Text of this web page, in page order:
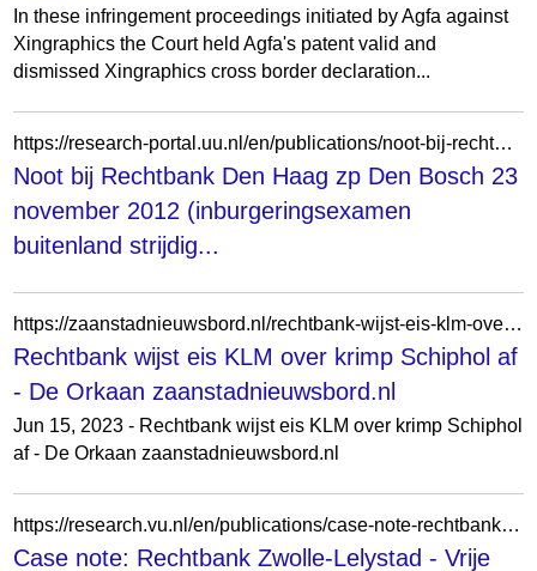
In these infringement proceedings initiated by Agfa against
Xingraphics the Court held Agfa's patent valid and
dismissed Xingraphics cross border declaration...
https://research-portal.uu.nl/en/publications/noot-bij-rechtbank-den-haag-zp-den-bosch-23-november-2012-inburge/
Noot bij Rechtbank Den Haag zp Den Bosch 23
november 2012 (inburgeringsexamen
buitenland strijdig...
https://zaanstadnieuwsbord.nl/rechtbank-wijst-eis-klm-over-krimp-schiphol-af/
Rechtbank wijst eis KLM over krimp Schiphol af
- De Orkaan zaanstadnieuwsbord.nl
Jun 15, 2023 - Rechtbank wijst eis KLM over krimp Schiphol
af - De Orkaan zaanstadnieuwsbord.nl
https://research.vu.nl/en/publications/case-note-rechtbank-zwolle-lelystad/
Case note: Rechtbank Zwolle-Lelystad - Vrije